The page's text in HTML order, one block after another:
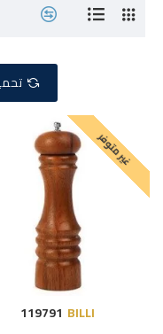
غير متوفر
BILLI
119791